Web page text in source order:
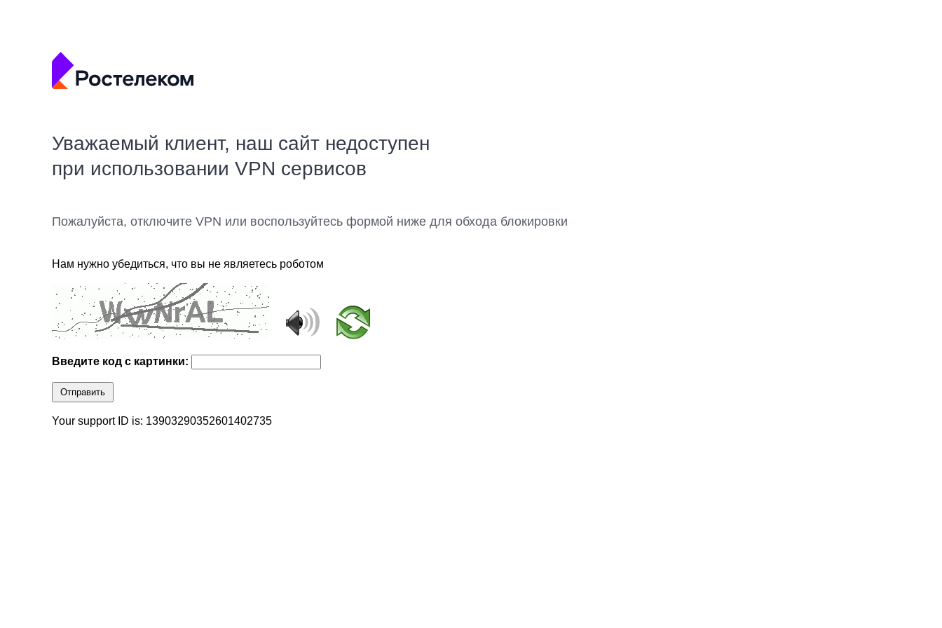
Уважаемый клиент, наш сайт недоступен
при использовании VPN сервисов
Пожалуйста, отключите VPN или воспользуйтесь формой ниже для обхода блокировки
Нам нужно убедиться, что вы не являетесь роботом
Введите код с картинки:
Отправить
Your support ID is: 13903290352601402735